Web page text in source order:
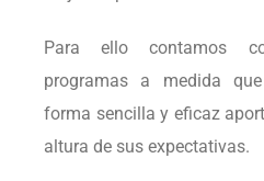
Para ello contamos
programas a medida
forma sencilla y eficaz
altura de sus expectativas.